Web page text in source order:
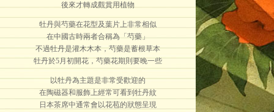
後來才轉成觀賞用植物
牡丹與芍藥在花型及葉片上非常相似
在中國古時兩者合稱為「芍藥」
不過牡丹是灌木木本，芍藥是蓄根草本
牡丹於5月初開花，芍藥花期則要晚一些
以牡丹為主題是非常受歡迎的
在陶磁器和服飾上經常可看到牡丹紋
日本茶席中通常會以花苞的狀態呈現